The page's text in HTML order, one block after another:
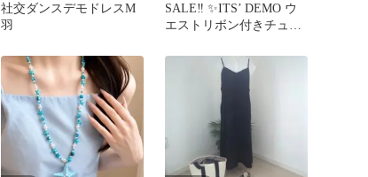
社交ダンスデモドレスM
羽
SALE‼️ ✨ITS’ DEMO ウ
エストリボン付きチュニ